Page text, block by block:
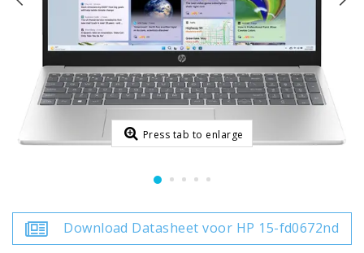
Press tab to enlarge
Download Datasheet voor HP 15-fd0672nd